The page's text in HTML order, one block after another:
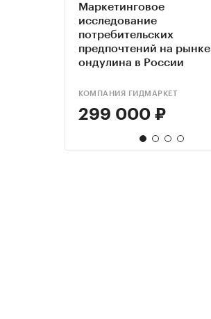
Маркетинговое
исследование
потребительских
предпочтений на рынке
ондулина в России
КОМПАНИЯ ГИДМАРКЕТ
299 000 ₽